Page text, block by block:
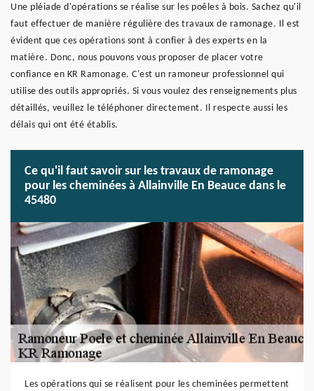
Une pléiade d'opérations se réalise sur les poêles à bois. Sachez qu'il
faut effectuer de manière régulière des travaux de ramonage. Il est
évident que ces opérations sont à confier à des experts en la
matière. Donc, nous pouvons vous proposer de placer votre
confiance en KR Ramonage. C'est un ramoneur professionnel qui
utilise des outils appropriés. Si vous voulez des renseignements plus
détaillés, veuillez le téléphoner directement. Il respecte aussi les
délais qui ont été établis.
Ce qu'il faut savoir sur les travaux de ramonage
pour les cheminées à Allainville En Beauce dans le
45480
Les opérations qui se réalisent pour les cheminées permettent